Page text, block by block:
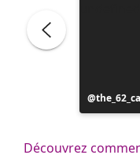
publiée
Découvrez